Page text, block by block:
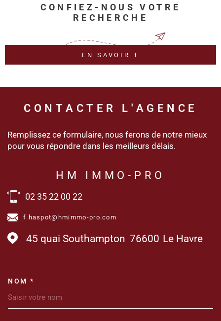
CONFIEZ-NOUS VOTRE
RECHERCHE
EN SAVOIR +
CONTACTER L'AGENCE
Remplissez ce formulaire, nous ferons de notre mieux
pour vous répondre dans les meilleurs délais.
HM IMMO-PRO
02 35 22 00 22
f.haspot@hmimmo-pro.com
45 quai Southampton 76600 Le Havre
NOM *